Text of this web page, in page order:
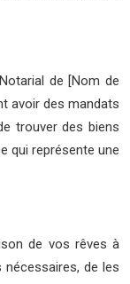
de [Nom de
avoir des mandats
trouver des biens
qui représente une
de vos rêves à
de les